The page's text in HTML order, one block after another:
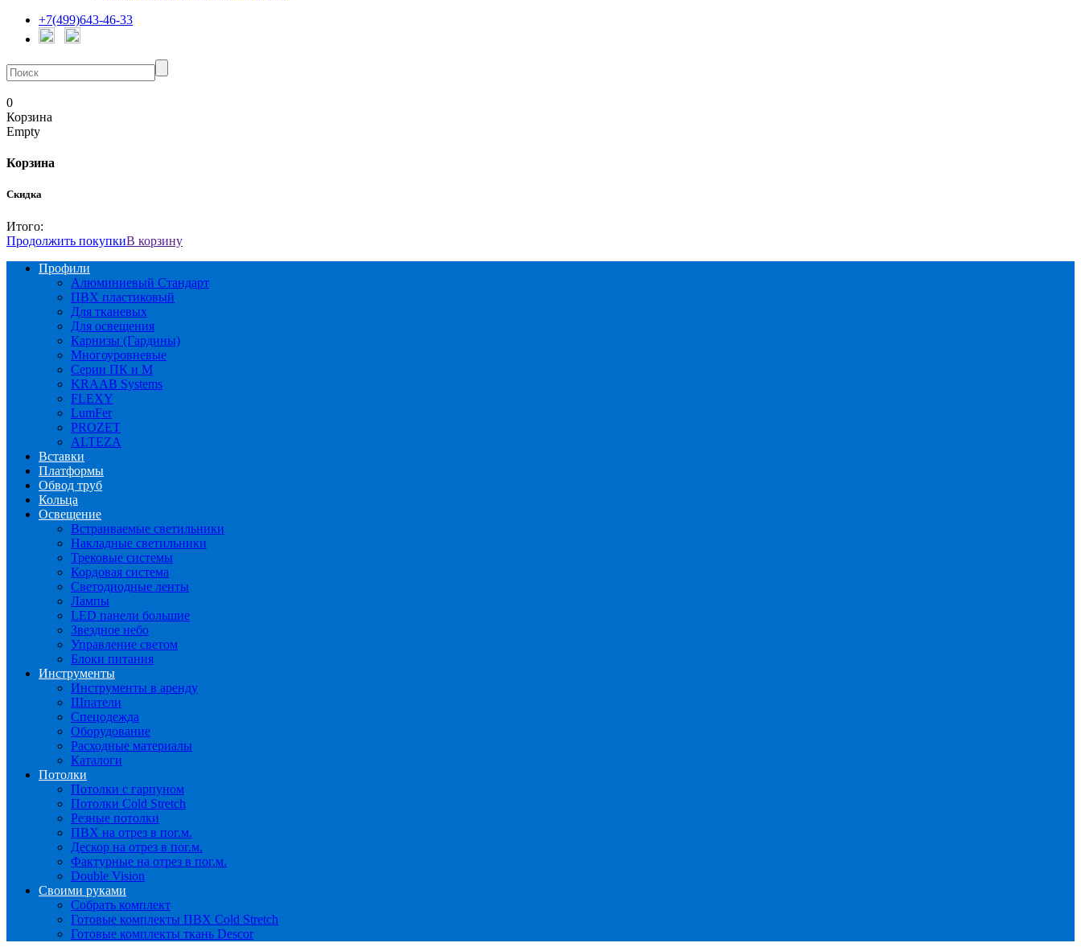
+7(499)643-46-33
0
Корзина
Empty
Корзина
Скидка
Итого:
Продолжить покупкиВ корзину
Профили
Алюминиевый Стандарт
ПВХ пластиковый
Для тканевых
Для освещения
Карнизы (Гардины)
Многоуровневые
Серии ПК и М
KRAAB Systems
FLEXY
LumFer
PROZET
ALTEZA
Вставки
Платформы
Обвод труб
Кольца
Освещение
Встраиваемые светильники
Накладные светильники
Трековые системы
Кордовая система
Светодиодные ленты
Лампы
LED панели большие
Звездное небо
Управление светом
Блоки питания
Инструменты
Инструменты в аренду
Шпатели
Спецодежда
Оборудование
Расходные материалы
Каталоги
Потолки
Потолки с гарпуном
Потолки Cold Stretch
Резные потолки
ПВХ на отрез в пог.м.
Дескор на отрез в пог.м.
Фактурные на отрез в пог.м.
Double Vision
Своими руками
Собрать комплект
Готовые комплекты ПВХ Cold Stretch
Готовые комплекты ткань Descor